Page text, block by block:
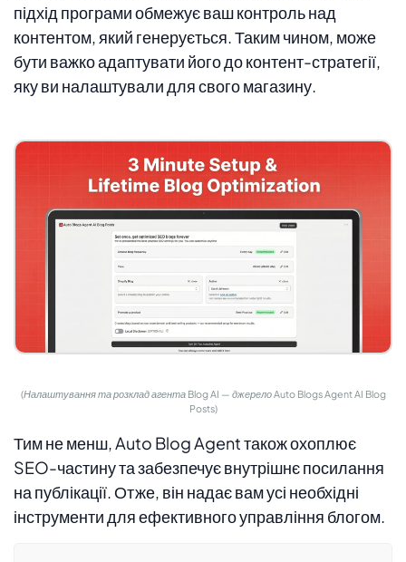
підхід програми обмежує ваш контроль над
контентом, який генерується. Таким чином, може
бути важко адаптувати його до контент-стратегії,
яку ви налаштували для свого магазину.
(Налаштування та розклад агента Blog AI — джерело Auto Blogs Agent AI Blog
Posts)
Тим не менш, Auto Blog Agent також охоплює
SEO-частину та забезпечує внутрішнє посилання
на публікації. Отже, він надає вам усі необхідні
інструменти для ефективного управління блогом.